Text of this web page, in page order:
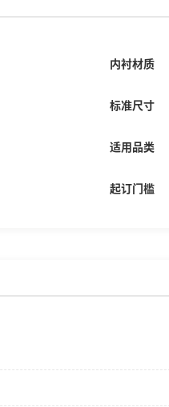
内衬材质
标准尺寸
适用品类
起订门槛